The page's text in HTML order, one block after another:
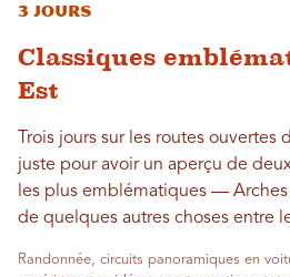
3 jours
Classiques
Est
Trois jours sur les routes ouvertes
juste pour avoir un aperçu de
les plus emblématiques —
de quelques autres choses entre
Randonnée, circuits panoramiques en